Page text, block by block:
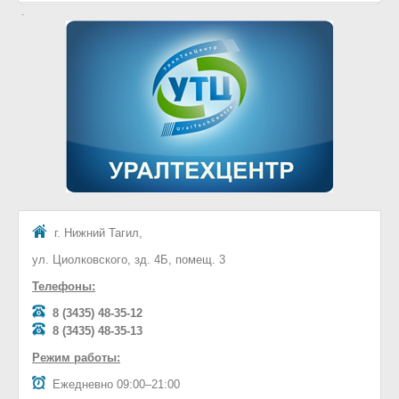
г. Нижний Тагил,
ул. Циолковского, зд. 4Б, помещ. 3
Телефоны:
8 (3435) 48-35-12
8 (3435) 48-35-13
Режим работы:
Ежедневно 09:00–21:00